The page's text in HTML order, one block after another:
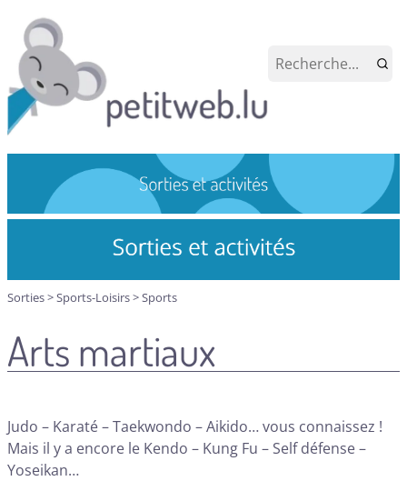
Sorties>Sports-Loisirs>Sports
Arts martiaux
Judo – Karaté – Taekwondo – Aikido… vous connaissez !
Mais il y a encore le Kendo – Kung Fu – Self défense –
Yoseikan…